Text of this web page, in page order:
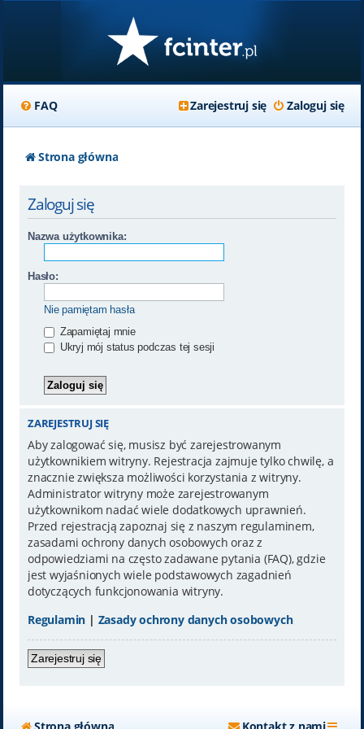
FAQ Zaloguj się
Zarejestruj się
Strona główna
Zaloguj się
Nazwa użytkownika:
Hasło:
Nie pamiętam hasła
Zapamiętaj mnie
Ukryj mój status podczas tej sesji
ZAREJESTRUJ SIĘ
Aby zalogować się, musisz być zarejestrowanym
użytkownikiem witryny. Rejestracja zajmuje tylko chwilę, a
znacznie zwiększa możliwości korzystania z witryny.
Administrator witryny może zarejestrowanym
użytkownikom nadać wiele dodatkowych uprawnień.
Przed rejestracją zapoznaj się z naszym regulaminem,
zasadami ochrony danych osobowych oraz z
odpowiedziami na często zadawane pytania (FAQ), gdzie
jest wyjaśnionych wiele podstawowych zagadnień
dotyczących funkcjonowania witryny.
Regulamin | Zasady ochrony danych osobowych
Zarejestruj się
Strona główna Kontakt z nami